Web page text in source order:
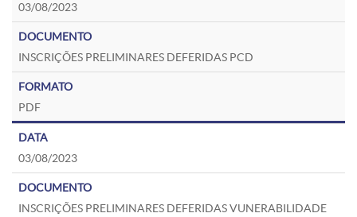
03/08/2023
INSCRIÇÕES PRELIMINARES DEFERIDAS PCD
PDF
03/08/2023
INSCRIÇÕES PRELIMINARES DEFERIDAS VUNERABILIDADE